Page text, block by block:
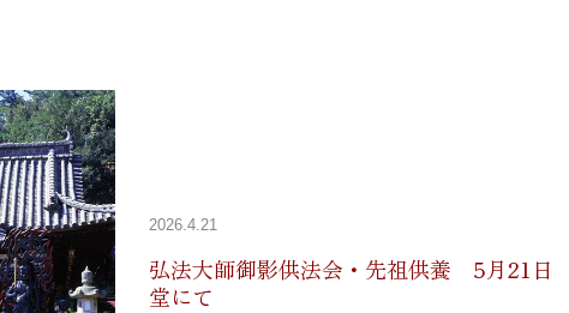
2026.4.21
弘法大師御影供法会・先祖供養 5月21
堂にて